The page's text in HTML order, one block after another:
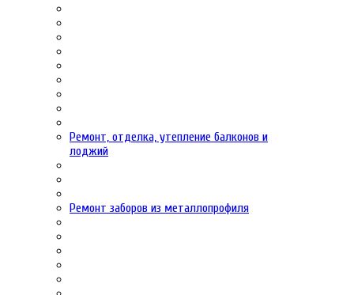
Ремонт, отделка, утепление балконов и
лоджий
Ремонт заборов из металлопрофиля